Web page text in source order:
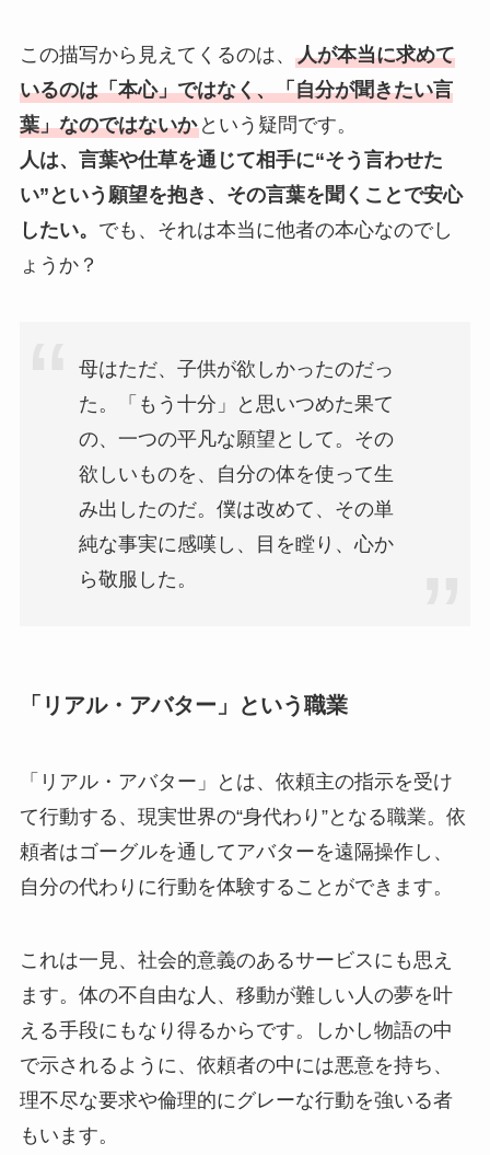
この描写から見えてくるのは、 人が本当に求めて
いるのは「本心」ではなく、「自分が聞きたい言
葉」なのではないかという疑問です。
人は、言葉や仕草を通じて相手に“そう言わせた
い”という願望を抱き、その言葉を聞くことで安心
したい。 でも、それは本当に他者の本心なのでし
ょうか？
母はただ、子供が欲しかったのだっ
た。「もう十分」と思いつめた果て
の、一つの平凡な願望として。その
欲しいものを、自分の体を使って生
み出したのだ。僕は改めて、その単
純な事実に感嘆し、目を瞠り、心か
ら敬服した。
「リアル・アバター」という職業
「リアル・アバター」とは、依頼主の指示を受け
て行動する、現実世界の“身代わり”となる職業。依
頼者はゴーグルを通してアバターを遠隔操作し、
自分の代わりに行動を体験することができます。
これは一見、社会的意義のあるサービスにも思え
ます。体の不自由な人、移動が難しい人の夢を叶
える手段にもなり得るからです。しかし物語の中
で示されるように、依頼者の中には悪意を持ち、
理不尽な要求や倫理的にグレーな行動を強いる者
もいます。